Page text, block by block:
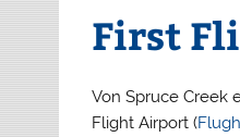
First
Von Spruce Creek
Flight Airport (